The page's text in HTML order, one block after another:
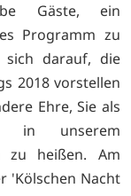
Gäste, ein
Programm zu
sich darauf, die
2018 vorstellen
Ehre, Sie als
in unserem
zu heißen. Am
'Kölschen Nacht